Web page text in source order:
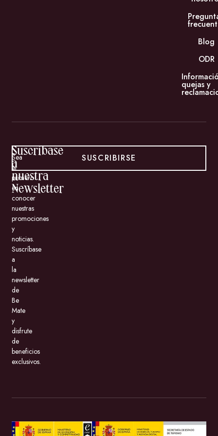
Blog
ODR
quejas y
Suscríbase
a
nuestra
Newsletter
Sea
el
primero
en
conocer
nuestras
promociones
y
noticias.
Suscríbase
a
la
newsletter
de
Be
Mate
y
disfrute
de
beneficios
exclusivos.
SUSCRIBIRSE
BeMate.com